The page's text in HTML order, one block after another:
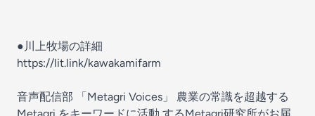
●川上牧場の詳細
https://lit.link/kawakamifarm
音声配信部 「Metagri Voices」 農業の常識を超越する